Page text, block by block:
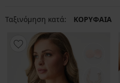
Ταξινόμηση κατά: ΚΟΡΥΦΑΙΑ